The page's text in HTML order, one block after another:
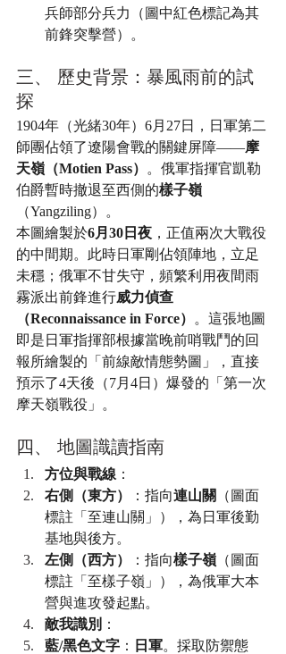
兵師部分兵力（圖中紅色標記為其
前鋒突擊營）。
三、 歷史背景：暴風雨前的試
探
1904年（光緒30年）6月27日，日軍第二
師團佔領了遼陽會戰的關鍵屏障——摩
天嶺（Motien Pass）
。俄軍指揮官凱勒
伯爵暫時撤退至西側的樣子嶺
（Yangziling）。
本圖繪製於6月30日夜 ，正值兩次大戰役
的中間期。此時日軍剛佔領陣地，立足
未穩；俄軍不甘失守，頻繁利用夜間雨
霧派出前鋒進行威力偵查
（Reconnaissance in Force）
。這張地圖
即是日軍指揮部根據當晚前哨戰鬥的回
報所繪製的「前線敵情態勢圖」，直接
預示了4天後（7月4日）爆發的「第一次
摩天嶺戰役」。
四、 地圖識讀指南
方位與戰線 ：
右側（東方）
：指向連山關
（圖面
標註「至連山關」），為日軍後勤
基地與後方。
左側（西方）
：指向樣子嶺 （圖面
標註「至樣子嶺」），為俄軍大本
營與進攻發起點。
敵我識別 ：
藍/黑色文字 ： 日軍。採取防禦態